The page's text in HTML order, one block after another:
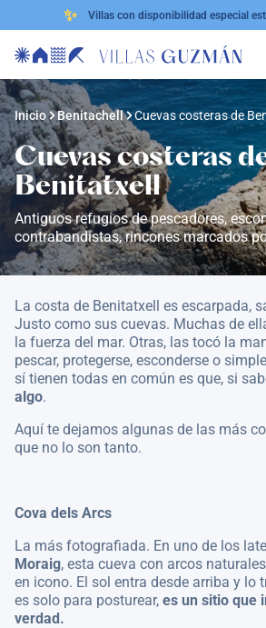
✨ Villas con disponibilidad especial
Inicio Benitachell Cuevas costeras de
Cuevas costeras
Benitatxell
Antiguos refugios de pescadores,
contrabandistas, rincones marcados
La costa de Benitatxell es escarpada,
Justo como sus cuevas. Muchas de
la fuerza del mar. Otras, las tocó la
pescar, protegerse, esconderse o
sí tienen todas en común es que, si
algo.
Aquí te dejamos algunas de las más
que no lo son tanto.
Cova dels Arcs
La más fotografiada. En uno de los
Moraig, esta cueva con arcos
en icono. El sol entra desde arriba y lo
es solo para posturear, es un sitio que
verdad.